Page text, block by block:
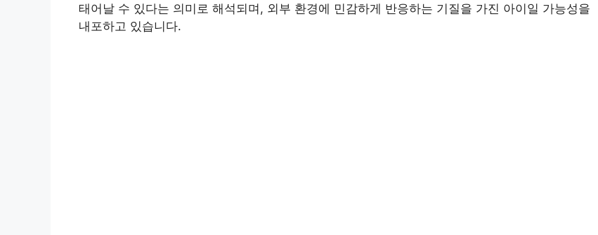
태어날 수 있다는 의미로 해석되며, 외부 환경에 민감하게 반응하는 기질을 가진 아이일 가능성을
내포하고 있습니다.